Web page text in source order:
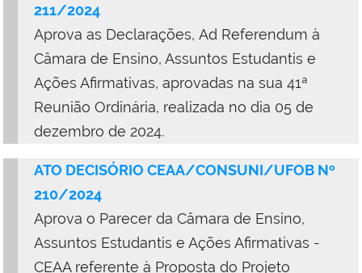
211/2024
Aprova as Declarações, Ad Referendum à
Câmara de Ensino, Assuntos Estudantis e
Ações Afirmativas, aprovadas na sua 41ª
Reunião Ordinária, realizada no dia 05 de
dezembro de 2024.
ATO DECISÓRIO CEAA/CONSUNI/UFOB Nº
210/2024
Aprova o Parecer da Câmara de Ensino,
Assuntos Estudantis e Ações Afirmativas -
CEAA referente à Proposta do Projeto